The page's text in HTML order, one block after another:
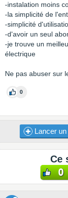
-instalation moins
-la simplicité de
-simplicité
-d'avoir un seul
-je trouve un
électrique
Ne pas abuser sur
0
Lancer un
Ce
0